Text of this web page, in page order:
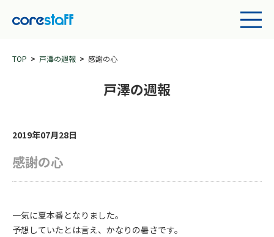
TOP 戸澤の週報 感謝の心
戸澤の週報
2019年07月28日
感謝の心
一気に夏本番となりました。
予想していたとは言え、かなりの暑さです。